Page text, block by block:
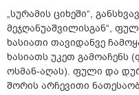
„სურამის ციხეში“,
მეჯღანუაშვილისგან“,
ხასიათი თავიდანვე
ხასიათს უკეთ
ოსმან-აღას). ფული და
შორის არჩევითი